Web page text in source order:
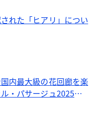
れた「ヒアリ」につい
内最大級の花回廊を楽
・パサージュ2025」